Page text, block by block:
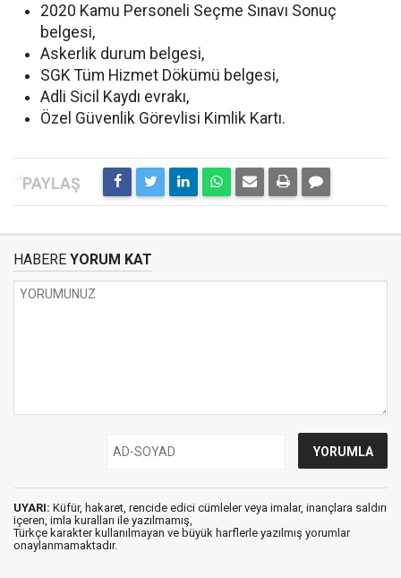
2020 Kamu Personeli Seçme Sınavı Sonuç
belgesi,
Askerlik durum belgesi,
SGK Tüm Hizmet Dökümü belgesi,
Adli Sicil Kaydı evrakı,
Özel Güvenlik Görevlisi Kimlik Kartı.
HABERE YORUM KAT
UYARI: Küfür, hakaret, rencide edici cümleler veya imalar, inançlara saldırı
içeren, imla kuralları ile yazılmamış,
Türkçe karakter kullanılmayan ve büyük harflerle yazılmış yorumlar
onaylanmamaktadır.